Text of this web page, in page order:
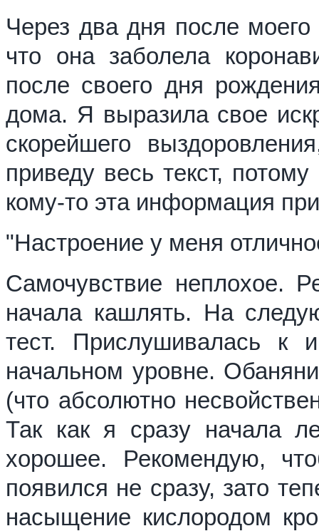
Через два дня после
что она заболела
после своего дня
дома. Я выразила свое
скорейшего
приведу весь текст,
кому-то эта информация
"Настроение у меня
Самочувствие неплохое.
начала кашлять. На
тест. Прислушивалась к
начальном уровне.
(что абсолютно
Так как я сразу начала
хорошее. Рекомендую,
появился не сразу, зато
насыщение кислородом